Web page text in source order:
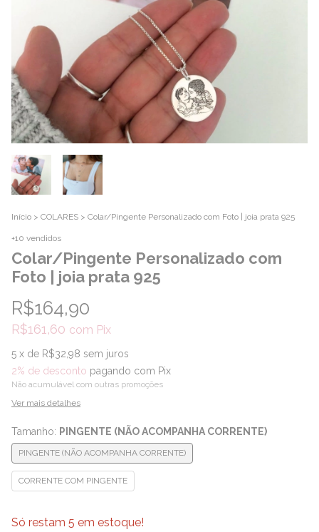
Início > COLARES > Colar/Pingente Personalizado com Foto | joia prata 925
+10 vendidos
Colar/Pingente Personalizado com
Foto | joia prata 925
R$164,90
R$161,60 com Pix
5 x de R$32,98 sem juros
2% de desconto pagando com Pix
Não acumulável com outras promoções
Ver mais detalhes
Tamanho: PINGENTE (NÃO ACOMPANHA CORRENTE)
PINGENTE (NÃO ACOMPANHA CORRENTE)
CORRENTE COM PINGENTE
Só restam 5 em estoque!